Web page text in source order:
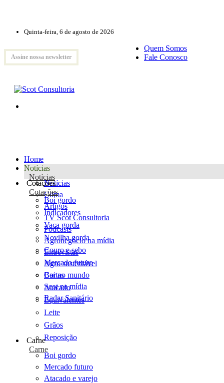
Quinta-feira, 6 de agosto de 2026
Assine nossa newsletter
Quem Somos
Fale Conosco
Home
Notícias
Notícias
Notícias
Clima
Artigos
TV Scot Consultoria
Podcasts
Agronegócio na mídia
Entrevistas
Agro sustentável
Cartas
Scot na mídia
Radar Sanitário
Cotações
Cotações
Boi gordo
Indicadores
Vaca gorda
Novilha gorda
Couro e sebo
Mercado futuro
Boi no mundo
Atacado
Equivalentes
Leite
Grãos
Reposição
Carne
Carne
Boi gordo
Mercado futuro
Atacado e varejo